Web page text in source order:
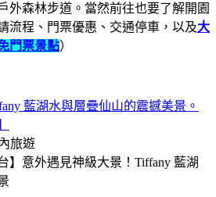
外森林步道。當然前往也要了解開園
流程、門票優惠、交通停車，以及大
門票景點）
藍湖水與層疊仙山的震撼美景。
旅遊